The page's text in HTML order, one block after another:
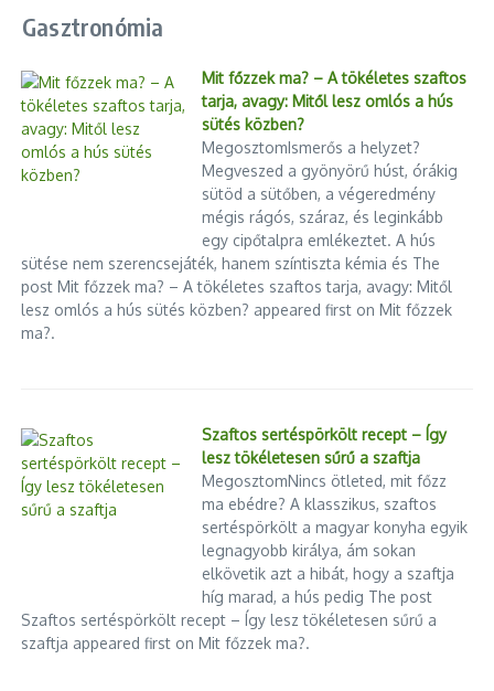
„Mentálisan alkalmatlan, le lehet
váltani?” – mit mond erről a ne ...
2026.01.20.
Az USA és Irán közötti
megállapodás helyzete 2026
június közepén
2026.06.17.
letartóztatásával kapcs ...
2024.08.26.
A magyar főváros hét helyet
VESZÉLYESHULLADÉK-GYŰJTÉS
az I. kerületben
Gasztronómia
Mit főzzek ma? – A tökéletes szaftos
tarja, avagy: Mitől lesz omlós a hús
sütés közben?
MegosztomIsmerős a helyzet?
Megveszed a gyönyörű húst, órákig
sütöd a sütőben, a végeredmény
mégis rágós, száraz, és leginkább
egy cipőtalpra emlékeztet. A hús
sütése nem szerencsejáték, hanem színtiszta kémia és The
post Mit főzzek ma? – A tökéletes szaftos tarja, avagy: Mitől
lesz omlós a hús sütés közben? appeared first on Mit főzzek
ma?.
Szaftos sertéspörkölt recept – Így
lesz tökéletesen sűrű a szaftja
MegosztomNincs ötleted, mit főzz
ma ebédre? A klasszikus, szaftos
sertéspörkölt a magyar konyha egyik
legnagyobb királya, ám sokan
elkövetik azt a hibát, hogy a szaftja
híg marad, a hús pedig The post
Szaftos sertéspörkölt recept – Így lesz tökéletesen sűrű a
szaftja appeared first on Mit főzzek ma?.